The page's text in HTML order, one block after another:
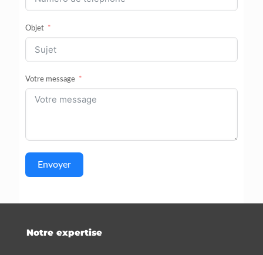
Objet
Votre message
Envoyer
Notre expertise